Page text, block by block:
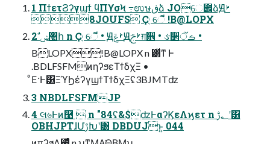
1 ΠϯετϨʔγϣϯ ϥΠϒσϞ ߹ಉษڧձ JOେ౎ձԬࢁ
8JOUFS Ҫ্ େี !B@LOPX
2 ࣗݾ঺հ n Ҫ্ େี • ԬࢁݝԬࢁࢢग़਎ • ઙ૲ࡏॅ •
BLOPX!B@LOPX n ͸ͯͳ Ͱ
.BDLFSFMͷηʔϧεΤϯδχΞ •
ͦΕ·Ͱ͸ΞϓϦέʔγϣϯΤϯδχΞʢ3BJMTʣ
3 NBDLFSFMJP
4 લ৬Ͱͷ࿩  n "84ʢ&$ʣͰαʔϏεΛϗετ n ؂ࢹʹ͸
OBHJPTɺՄࢹԽʹ͸ DBDUJͱ͍͏ 044